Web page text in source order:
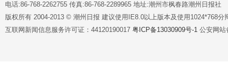
电话:86-768-2262755 传真:86-768-2289965 地址:潮州市枫春路潮州日报社
版权所有 2004-2013 © 潮州日报 建议使用IE8.0以上版本及使用1024*768分
互联网新闻信息服务许可证：44120190017 粤ICP备13030909号-1 公安网站